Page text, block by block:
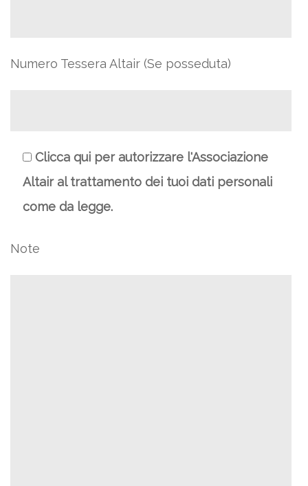
Numero Tessera Altair (Se posseduta)
Clicca qui per autorizzare l'Associazione
Altair al trattamento dei tuoi dati personali
come da legge.
Note